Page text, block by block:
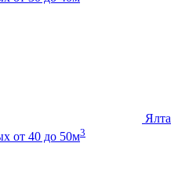
Ялта
от 40 до 50м3